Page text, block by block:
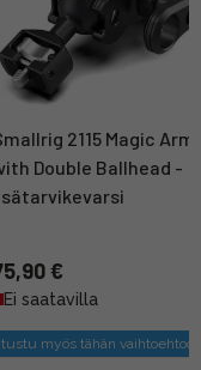
2115 Magic Arm
Double Ballhead -
€
Ei saatavilla
myös tähän